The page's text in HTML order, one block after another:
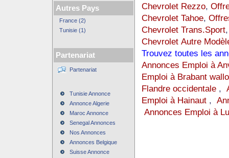
Autres Pays
France (2)
Tunisie (1)
Partenariat
Partenariat
Tunisie Annonce
Annonce Algerie
Maroc Annonce
Senegal Annonces
Nos Annonces
Annonces Belgique
Suisse Annonce
Chevrolet Rezzo,
Chevrolet Tahoe,
Chevrolet Trans.Sport
Chevrolet Autre
Trouvez toutes les
Annonces Emploi à
Emploi à Brabant
Flandre occidentale,
Emploi à Hainaut,
Annonces Emploi à